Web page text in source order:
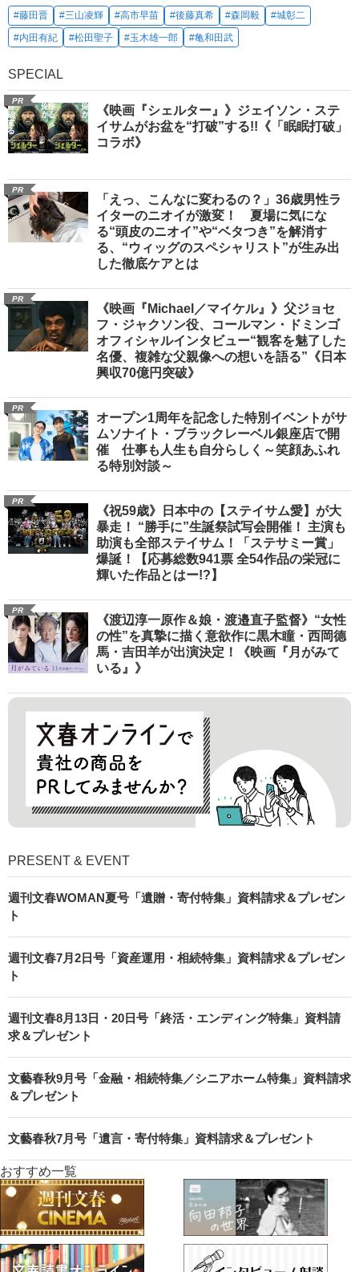
#藤田晋 #三山凌輝 #高市早苗 #後藤真希 #森岡毅
#城彰二
#内田有紀
#松田聖子 #玉木雄一郎 #亀和田武
SPECIAL
PR
《映画『シェルター』》ジェイソン・ステ
イサムがお盆を“打破”する!!《「眠眠打破」
コラボ》
PR
「えっ、こんなに変わるの？」36歳男性ラ
イターのニオイが激変！ 夏場に気にな
る“頭皮のニオイ”や“ベタつき”を解消す
る、“ウィッグのスペシャリスト”が生み出
した徹底ケアとは
PR
《映画『Michael／マイケル』》父ジョセ
フ・ジャクソン役、コールマン・ドミンゴ
オフィシャルインタビュー“観客を魅了した
名優、複雑な父親像への想いを語る”《日本
興収70億円突破》
PR
オープン1周年を記念した特別イベントがサ
ムソナイト・ブラックレーベル銀座店で開
催 仕事も人生も自分らしく～笑顔あふれ
る特別対談～
PR
《祝59歳》日本中の【ステイサム愛】が大
暴走！ “勝手に”生誕祭試写会開催！ 主演も
助演も全部ステイサム！「ステサミー賞」
爆誕！【応募総数941票 全54作品の栄冠に
輝いた作品とはー!?】
PR
《渡辺淳一原作＆娘・渡邉直子監督》“女性
の性”を真摯に描く意欲作に黒木瞳・西岡德
馬・吉田羊が出演決定！《映画『月がみて
いる』》
PRESENT & EVENT
週刊文春WOMAN夏号「遺贈・寄付特集」資料請求＆プレゼン
ト
週刊文春7月2日号「資産運用・相続特集」資料請求＆プレゼン
ト
週刊文春8月13日・20日号「終活・エンディング特集」資料請
求＆プレゼント
文藝春秋9月号「金融・相続特集／シニアホーム特集」資料請求
＆プレゼント
文藝春秋7月号「遺言・寄付特集」資料請求＆プレゼント
おすすめ一覧